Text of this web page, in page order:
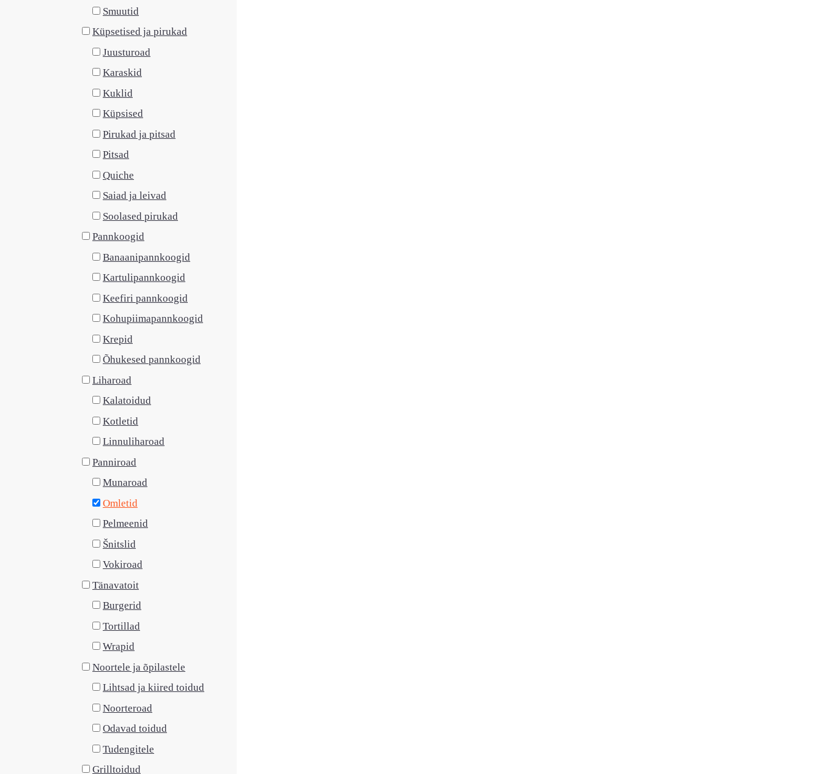
Smuutid
Küpsetised ja pirukad
Juusturoad
Karaskid
Kuklid
Küpsised
Pirukad ja pitsad
Pitsad
Quiche
Saiad ja leivad
Soolased pirukad
Pannkoogid
Banaanipannkoogid
Kartulipannkoogid
Keefiri pannkoogid
Kohupiimapannkoogid
Krepid
Õhukesed pannkoogid
Liharoad
Kalatoidud
Kotletid
Linnuliharoad
Panniroad
Munaroad
Omletid
Pelmeenid
Šnitslid
Vokiroad
Tänavatoit
Burgerid
Tortillad
Wrapid
Noortele ja õpilastele
Lihtsad ja kiired toidud
Noorteroad
Odavad toidud
Tudengitele
Grilltoidud